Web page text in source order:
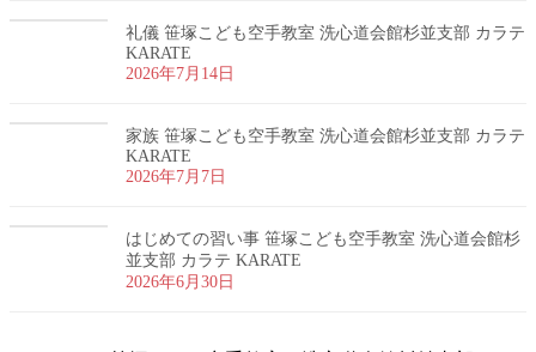
礼儀 笹塚こども空手教室 洗心道会館杉並支部 カラテ
KARATE
2026年7月14日
家族 笹塚こども空手教室 洗心道会館杉並支部 カラテ
KARATE
2026年7月7日
はじめての習い事 笹塚こども空手教室 洗心道会館杉
並支部 カラテ KARATE
2026年6月30日